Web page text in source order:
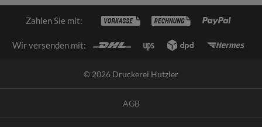
Zahlen Sie mit:
Wir versenden mit:
© 2026 Druckerei Hutzler
AGB